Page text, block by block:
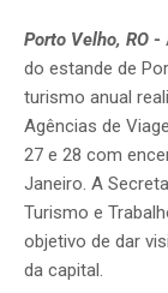
Porto Velho, RO -
do estande de
turismo anual
Agências de
27 e 28 com
Janeiro. A
Turismo e
objetivo de dar
da capital.